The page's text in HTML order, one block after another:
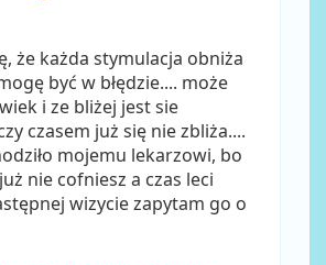
że każda stymulacja obniża
być w błędzie.... może
i ze bliżej jest sie
czasem już się nie zbliża....
mojemu lekarzowi, bo
nie cofniesz a czas leci
wizycie zapytam go o